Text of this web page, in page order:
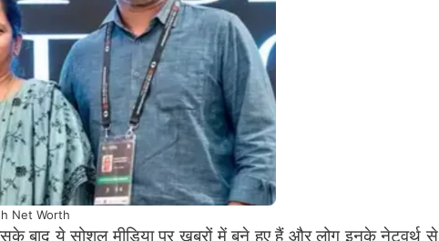
Net Worth
बाद ये सोशल मीडिया पर ख़बरों में बने हुए हैं और लोग इनके नेटवर्थ से